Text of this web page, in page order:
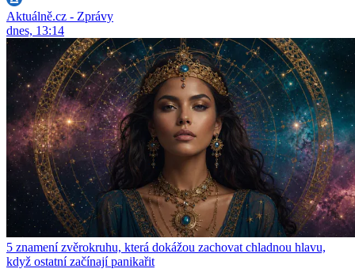
Aktuálně.cz - Zprávy
dnes, 13:14
5 znamení zvěrokruhu, která dokážou zachovat chladnou hlavu,
když ostatní začínají panikařit